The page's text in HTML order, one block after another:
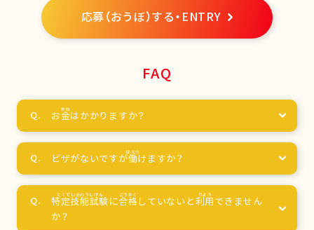
応募（おうぼ）する・ENTRY
FAQ
お金はかかりますか？
ビザがないですが働けますか？
特定技能試験に合格 していないと利用 できません
か？